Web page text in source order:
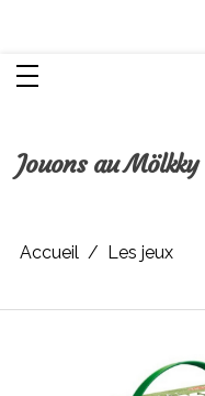
Jouons au
Accueil Les jeux